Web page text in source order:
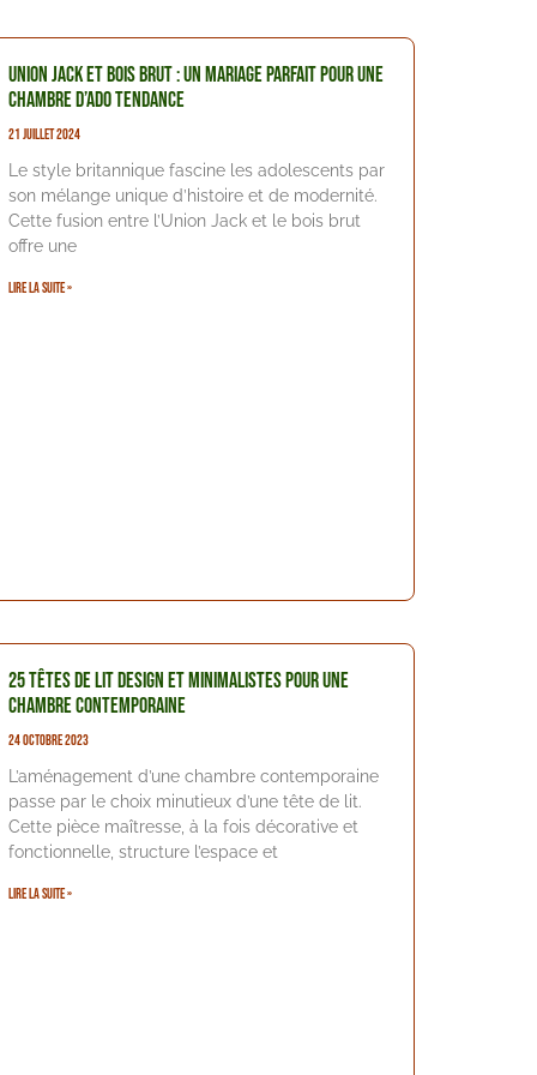
Union Jack et bois brut : Un mariage parfait pour une
chambre d’ado tendance
21 juillet 2024
Le style britannique fascine les adolescents par
son mélange unique d’histoire et de modernité.
Cette fusion entre l’Union Jack et le bois brut
offre une
Lire la suite »
25 têtes de lit design et minimalistes pour une
chambre contemporaine
24 octobre 2023
L’aménagement d’une chambre contemporaine
passe par le choix minutieux d’une tête de lit.
Cette pièce maîtresse, à la fois décorative et
fonctionnelle, structure l’espace et
Lire la suite »